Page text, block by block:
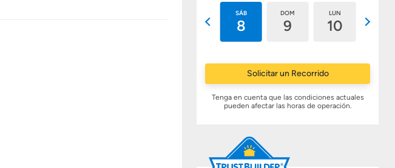
SÁB
8
DOM
9
LUN
10
Solicitar un Recorrido
Tenga en cuenta que las condiciones actuales
pueden afectar las horas de operación.